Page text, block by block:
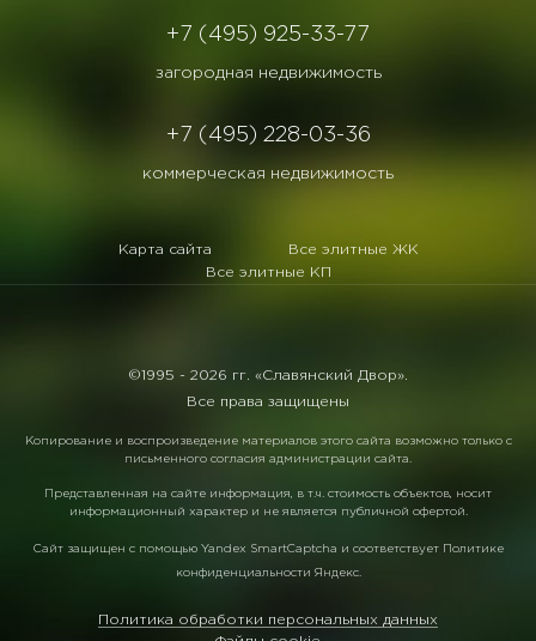
+7 (495) 925-33-77
загородная недвижимость
+7 (495) 228-03-36
коммерческая недвижимость
Карта сайта
Все элитные ЖК
Все элитные КП
©1995 - 2026 гг. «Славянский Двор».
Все права защищены
Копирование и воспроизведение материалов этого сайта возможно только с
письменного согласия администрации сайта.
Представленная на сайте информация, в т.ч. стоимость объектов, носит
информационный характер и не является публичной офертой.
Сайт защищен с помощью Yandex SmartCaptcha и соответствует Политике
конфиденциальности Яндекс.
Политика обработки персональных данных